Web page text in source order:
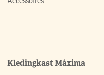
Kledingkast Máxima